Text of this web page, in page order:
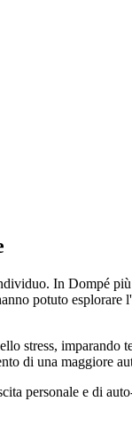
In Dompé
potuto
stress,
di una maggiore
personale e di